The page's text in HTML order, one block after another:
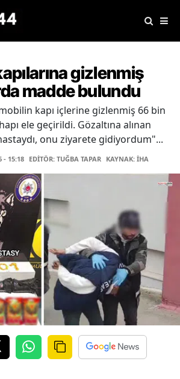
gizlenmiş
madde bulundu
kapı içlerine gizlenmiş 66 bin
ele geçirildi. Gözaltına alınan
onu ziyarete gidiyordum"...
- 15:18 EDİTÖR: TUĞBA TAPAR KAYNAK: İHA